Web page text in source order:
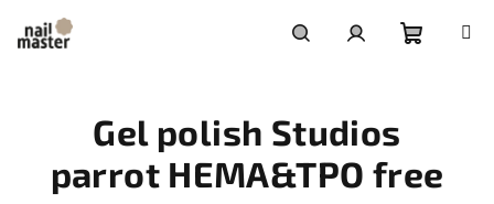
obsah
Gel polish Studios
parrot HEMA&TPO free